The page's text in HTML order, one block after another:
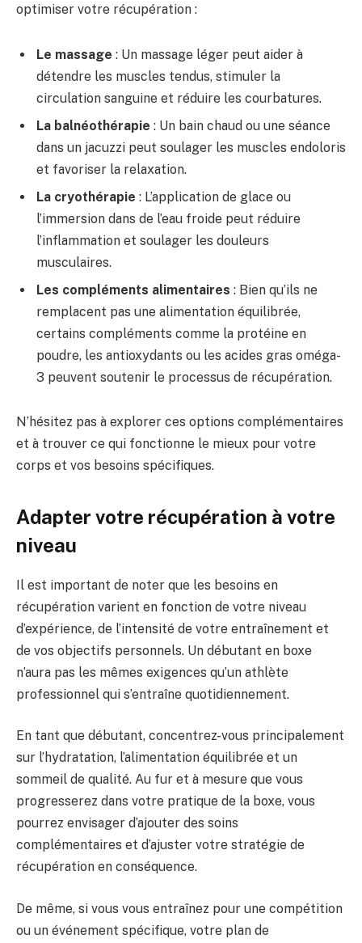
optimiser votre récupération :
Le massage : Un massage léger peut aider à
détendre les muscles tendus, stimuler la
circulation sanguine et réduire les courbatures.
La balnéothérapie : Un bain chaud ou une séance
dans un jacuzzi peut soulager les muscles endoloris
et favoriser la relaxation.
La cryothérapie : L’application de glace ou
l’immersion dans de l’eau froide peut réduire
l’inflammation et soulager les douleurs
musculaires.
Les compléments alimentaires : Bien qu’ils ne
remplacent pas une alimentation équilibrée,
certains compléments comme la protéine en
poudre, les antioxydants ou les acides gras oméga-
3 peuvent soutenir le processus de récupération.
N’hésitez pas à explorer ces options complémentaires
et à trouver ce qui fonctionne le mieux pour votre
corps et vos besoins spécifiques.
Adapter votre récupération à votre
niveau
Il est important de noter que les besoins en
récupération varient en fonction de votre niveau
d’expérience, de l’intensité de votre entraînement et
de vos objectifs personnels. Un débutant en boxe
n’aura pas les mêmes exigences qu’un athlète
professionnel qui s’entraîne quotidiennement.
En tant que débutant, concentrez-vous principalement
sur l’hydratation, l’alimentation équilibrée et un
sommeil de qualité. Au fur et à mesure que vous
progresserez dans votre pratique de la boxe, vous
pourrez envisager d’ajouter des soins
complémentaires et d’ajuster votre stratégie de
récupération en conséquence.
De même, si vous vous entraînez pour une compétition
ou un événement spécifique, votre plan de